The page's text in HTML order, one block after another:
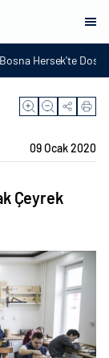
Hersek'te Dost
09 Ocak 2020
Çeyrek